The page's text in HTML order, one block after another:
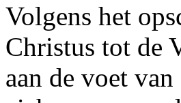
Volgens het
Christus tot de
aan de voet